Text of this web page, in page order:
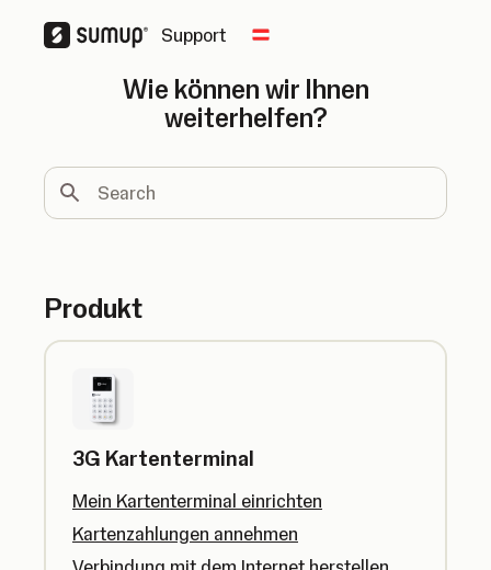
Support Change country
Wie können wir Ihnen
weiterhelfen?
Search
Produkt
3G Kartenterminal
Mein Kartenterminal einrichten
Kartenzahlungen annehmen